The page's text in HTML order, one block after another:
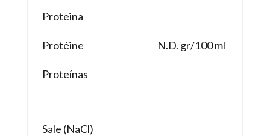
Proteina
Protéine
Proteínas
N.D. gr/100 ml
Sale (NaCl)